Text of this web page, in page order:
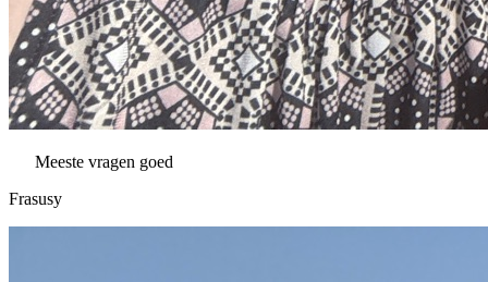
Meeste vragen goed
Frasusy